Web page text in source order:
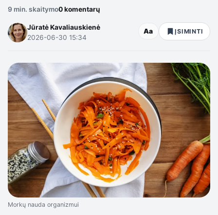
9 min. skaitymo0 komentarų
Jūratė Kavaliauskienė
2026-06-30 15:34
Aa ĮSIMINTI
Morkų nauda organizmui